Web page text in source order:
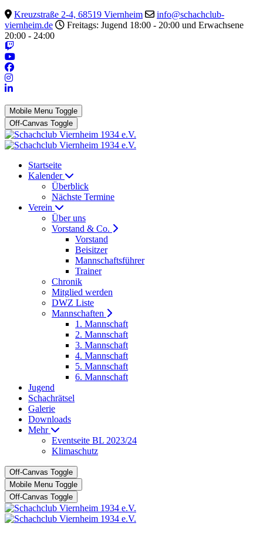
Kreuzstraße 2-4, 68519 Viernheim
info@schachclub-
viernheim.de
Freitags: Jugend 18:00 - 20:00 und Erwachsene
20:00 - 24:00
Mobile Menu Toggle
Off-Canvas Toggle
Startseite
Kalender
Überblick
Nächste Termine
Verein
Über uns
Vorstand & Co.
Vorstand
Beisitzer
Mannschaftsführer
Trainer
Chronik
Mitglied werden
DWZ Liste
Mannschaften
1. Mannschaft
2. Mannschaft
3. Mannschaft
4. Mannschaft
5. Mannschaft
6. Mannschaft
Jugend
Schachrätsel
Galerie
Downloads
Mehr
Eventseite BL 2023/24
Klimaschutz
Off-Canvas Toggle
Mobile Menu Toggle
Off-Canvas Toggle